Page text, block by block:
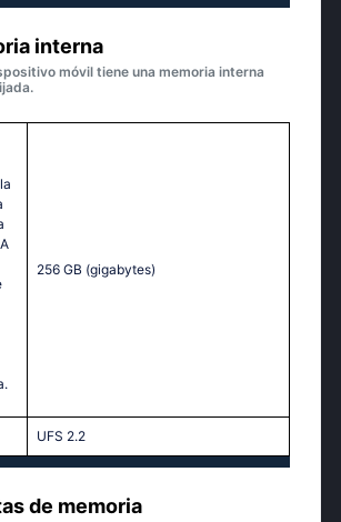
interna
móvil tiene una memoria interna
256 GB (gigabytes)
UFS 2.2
de memoria